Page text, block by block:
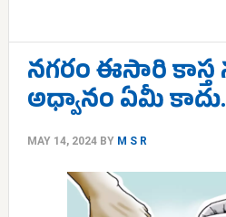
నగరం ఈసారి
అధ్వానం ఏమీ
MAY 14, 2024BY M S R